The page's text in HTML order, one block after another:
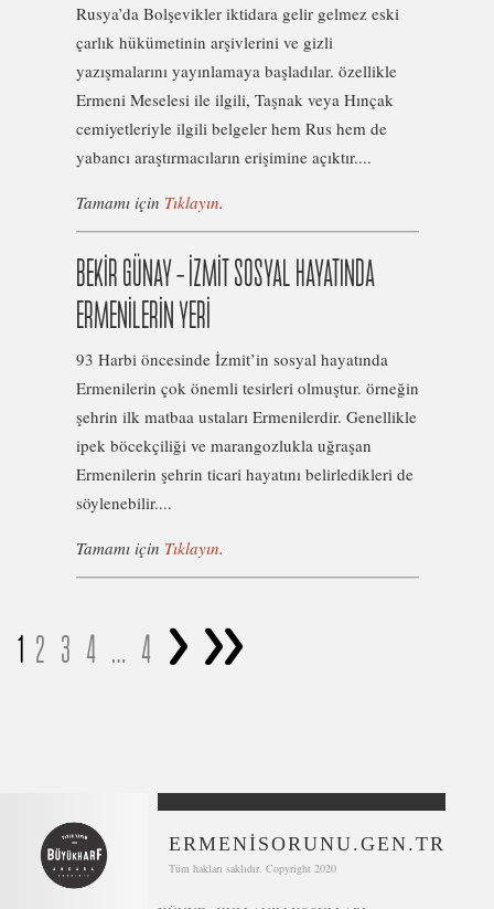
Rusya’da Bolşevikler iktidara gelir gelmez eski
çarlık hükümetinin arşivlerini ve gizli
yazışmalarını yayınlamaya başladılar. özellikle
Ermeni Meselesi ile ilgili, Taşnak veya Hınçak
cemiyetleriyle ilgili belgeler hem Rus hem de
yabancı araştırmacıların erişimine açıktır....
Tamamı için Tıklayın.
BEKİR GÜNAY – İZMİT SOSYAL HAYATINDA
ERMENİLERİN YERİ
93 Harbi öncesinde İzmit’in sosyal hayatında
Ermenilerin çok önemli tesirleri olmuştur. örneğin
şehrin ilk matbaa ustaları Ermenilerdir. Genellikle
ipek böcekçiliği ve marangozlukla uğraşan
Ermenilerin şehrin ticari hayatını belirledikleri de
söylenebilir....
Tamamı için Tıklayın.
1 2 3 4 … 4 >>>
ERMENİSORUNU.GEN.TR
Tüm hakları saklıdır. Copyright 2020